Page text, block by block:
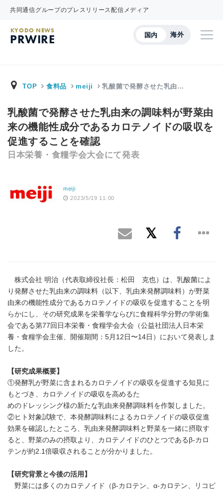
共同通信グループのプレスリリース配信メディア
国内 海外
KYODO NEWS
PRWIRE
TOP 食料品 meiji 乳酸菌で発酵させた乳由…
乳酸菌で発酵させた乳由来の調味料が野菜由
来の機能性成分であるカロテノイドの吸収を
促進することを確認
日本栄養・食糧学会大会にて発表
meiji
2023/5/19 11:00
株式会社 明治（代表取締役社長：松田 克也）は、乳酸菌によ
り発酵させた乳由来の調味料（以下、乳由来発酵調味料）が野菜
由来の機能性成分であるカロテノイドの吸収を促進することを明
らかにし、その研究成果を栄養学ならびに食糧科学分野の学術集
会である第77回日本栄養・食糧学会大会（公益社団法人日本栄
養・食糧学会主催、開催期間：5月12日〜14日）において発表しま
した。
【研究成果概要】
①発酵乳が野菜に含まれるカロテノイドの吸収を促進する知見に
もとづき、カロテノイドの吸収を高めるた
めのドレッシング様の新たな乳由来発酵調味料を作製しました。
②ヒト対象試験で、本発酵調味料によるカロテノイドの吸収促進
効果を確認したところ、乳由来発酵調味料と野菜を一緒に摂取す
ると、野菜のみの摂取より、カロテノイドのひとつであるβ-カロ
テンが約2.1倍吸収されることが分かりました。
【研究背景と今後の活用】
野菜には多くのカロテノイド（β-カロテン、α-カロテン、リコピ